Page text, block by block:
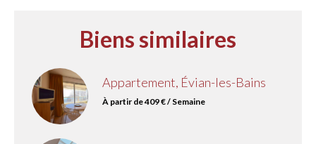
Biens similaires
Appartement, Évian-les-Bains
À partir de 409 € / Semaine